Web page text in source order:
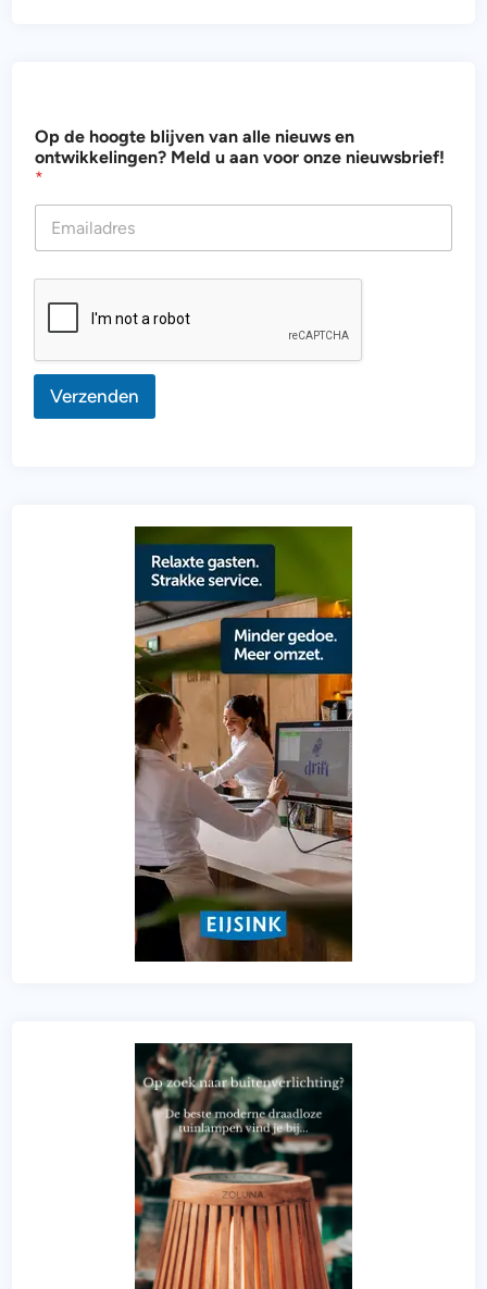
e
v
o
o
Op de hoogte blijven van alle nieuws en
ontwikkelingen? Meld u aan voor onze nieuwsbrief!
*
Verzenden